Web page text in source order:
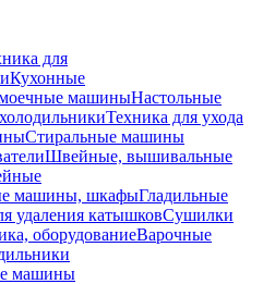
для
Кухонные
машиныНастольные
Техника для ухода
Стиральные машины
Швейные, вышивальные
машины, шкафыГладильные
удаления катышковСушилки
оборудованиеВарочные
машины